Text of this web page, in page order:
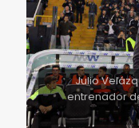
Julio
entrenador